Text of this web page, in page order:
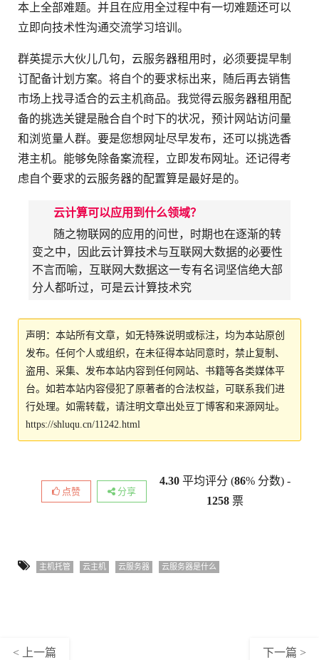
本上全部难题。并且在应用全过程中有一切难题还可以
立即向技术性沟通交流学习培训。
群英提示大伙儿几句，云服务器租用时，必须要提早制
订配备计划方案。将自个的要求标出来，随后再去销售
市场上找寻适合的云主机商品。我觉得云服务器租用配
备的挑选关键是融合自个时下的状况，预计网站访问量
和浏览量人群。要是您想网址尽早发布，还可以挑选香
港主机。能够免除备案流程，立即发布网址。还记得考
虑自个要求的云服务器的配置算是最好是的。
云计算可以应用到什么领域？
随之物联网的应用的问世，时期也在逐渐的转
变之中，因此云计算技术与互联网大数据的必要性
不言而喻，互联网大数据这一专有名词坚信绝大部
分人都听过，可是云计算技术究
声明：本站所有文章，如无特殊说明或标注，均为本站原创
发布。任何个人或组织，在未征得本站同意时，禁止复制、
盗用、采集、发布本站内容到任何网站、书籍等各类媒体平
台。如若本站内容侵犯了原著者的合法权益，可联系我们进
行处理。如需转载，请注明文章出处豆丁博客和来源网址。
https://shluqu.cn/11242.html
点赞 分享
4.30 平均评分 (86% 分数) -
1258 票
主机托管 云主机 云服务器 云服务器是什么
< 上一篇 下一篇 >